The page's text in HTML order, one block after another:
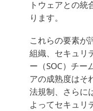
トウェアとの統
ります。
これらの要素が
組織、セキュリ
ー（SOC）チー
アの成熟度はそ
法規制、さらに
よってセキュリ